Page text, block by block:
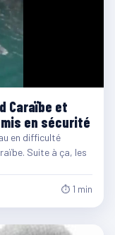
Caraïbe et
en sécurité
en difficulté
Suite à ça, les
⏱ 1 min